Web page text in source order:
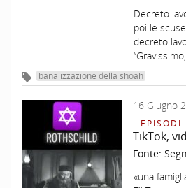
Decreto
poi le
decreto
banalizzazione della shoah
16 Giugno
TikTok,
Fonte:
«una